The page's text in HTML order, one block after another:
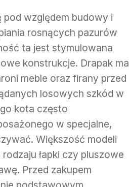
pod względem budowy i
rosnących pazurów
ta jest stymulowana
konstrukcje. Drapak ma
meble oraz firany przed
losowych szkód w
kota często
w specjalne,
Większość modeli
łapki czy pluszowe
Przed zakupem